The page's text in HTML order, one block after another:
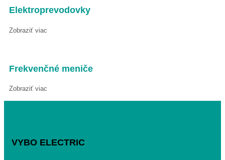
Elektroprevodovky
Zobraziť viac
Frekvenčné meniče
Zobraziť viac
VYBO ELECTRIC